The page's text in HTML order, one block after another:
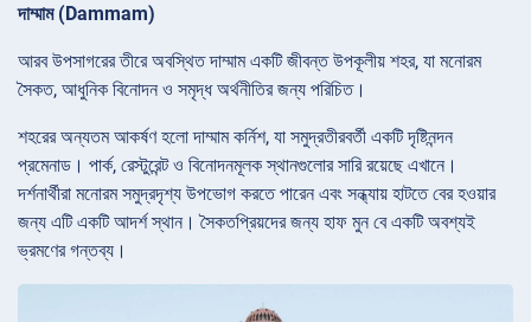
দাম্মাম (Dammam)
আরব উপসাগরের তীরে অবস্থিত দাম্মাম একটি জীবন্ত উপকূলীয় শহর, যা মনোরম
সৈকত, আধুনিক বিনোদন ও সমৃদ্ধ অর্থনীতির জন্য পরিচিত।
শহরের অন্যতম আকর্ষণ হলো দাম্মাম কর্নিশ, যা সমুদ্রতীরবর্তী একটি দৃষ্টিনন্দন
প্রমেনাড। পার্ক, রেস্টুরেন্ট ও বিনোদনমূলক স্থানগুলোর সারি রয়েছে এখানে।
দর্শনার্থীরা মনোরম সমুদ্রদৃশ্য উপভোগ করতে পারেন এবং সন্ধ্যায় হাটতে বের হওয়ার
জন্য এটি একটি আদর্শ স্থান। সৈকতপ্রিয়দের জন্য হাফ মুন বে একটি অবশ্যই
ভ্রমণের গন্তব্য।